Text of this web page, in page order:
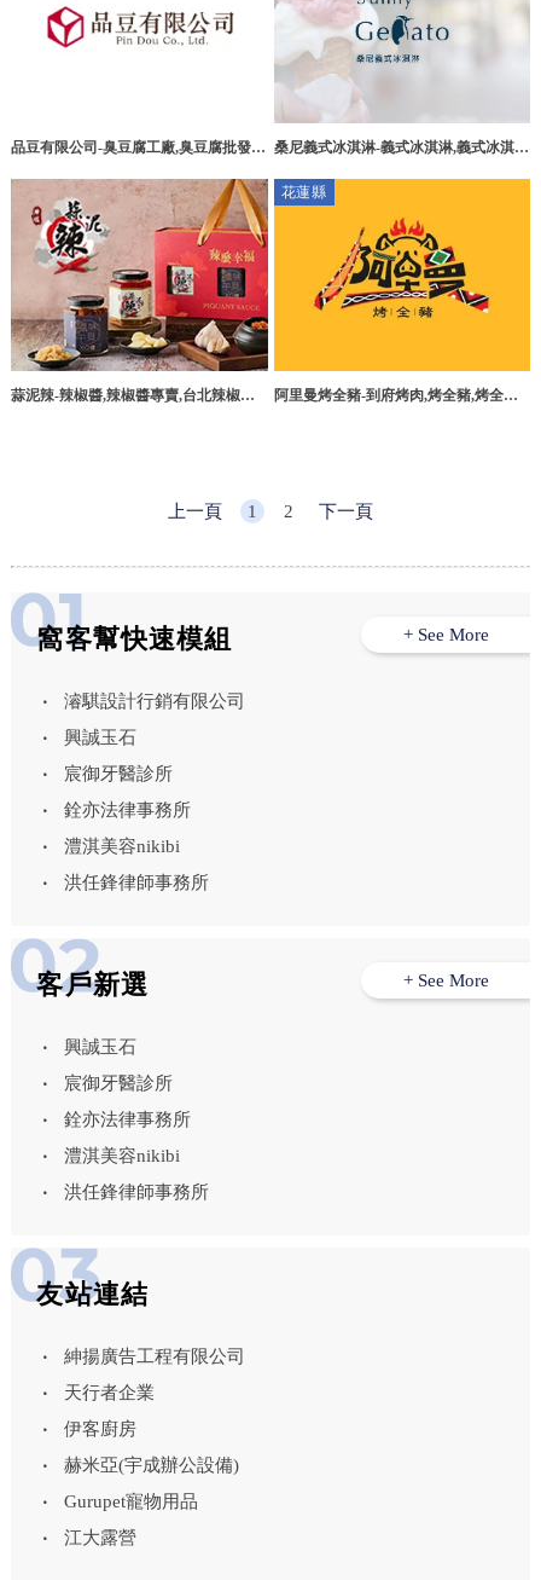
品豆有限公司-臭豆腐工廠,臭豆腐批發,
桑尼義式冰淇淋-義式冰淇淋,義式冰淇淋
薦,太平義式冰淇淋
蒜泥辣-辣椒醬,辣椒醬專賣,台北辣椒醬
花蓮縣
阿里曼烤全豬-到府烤肉,烤全豬,烤全豬
上一頁 1 2 下一頁
窩客幫快速模組
濬騏設計行銷有限公司
興誠玉石
宸御牙醫診所
銓亦法律事務所
澧淇美容nikibi
洪任鋒律師事務所
+ See More
客戶新選
興誠玉石
宸御牙醫診所
銓亦法律事務所
澧淇美容nikibi
洪任鋒律師事務所
+ See More
友站連結
紳揚廣告工程有限公司
天行者企業
伊客廚房
赫米亞(宇成辦公設備)
Gurupet寵物用品
江大露營